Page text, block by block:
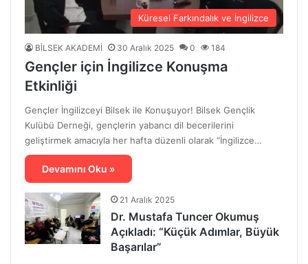
Küresel Farkındalık ve İngilizce
BİLSEK AKADEMİ 30 Aralık 2025 0 184
Gençler için İngilizce Konuşma
Etkinliği
Gençler İngilizceyi Bilsek ile Konuşuyor! Bilsek Gençlik
Kulübü Derneği, gençlerin yabancı dil becerilerini
geliştirmek amacıyla her hafta düzenli olarak “İngilizce…
Devamını Oku »
21 Aralık 2025
Dr. Mustafa Tuncer Okumuş
Açıkladı: “Küçük Adımlar, Büyük
Başarılar”